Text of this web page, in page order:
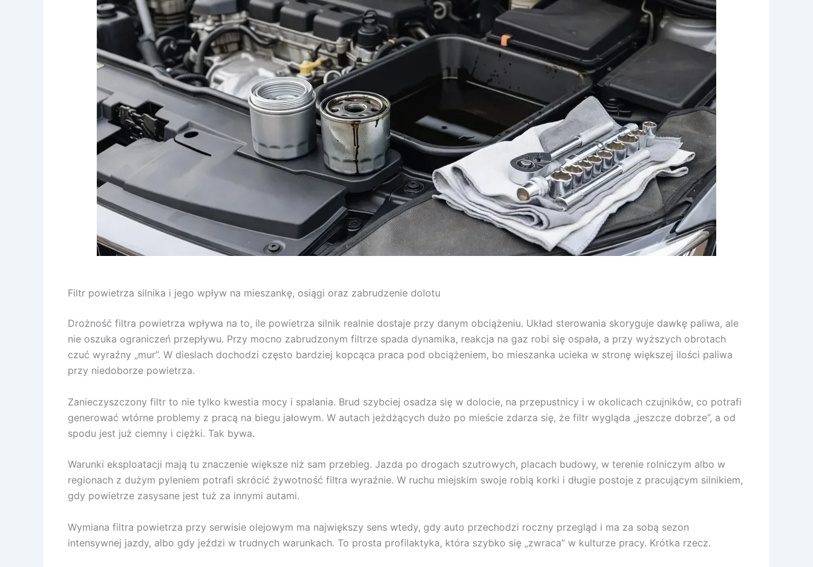
Filtr powietrza silnika i jego wpływ na mieszankę, osiągi oraz zabrudzenie dolotu
Drożność filtra powietrza wpływa na to, ile powietrza silnik realnie dostaje przy danym obciążeniu. Układ sterowania skoryguje dawkę paliwa, ale
nie oszuka ograniczeń przepływu. Przy mocno zabrudzonym filtrze spada dynamika, reakcja na gaz robi się ospała, a przy wyższych obrotach
czuć wyraźny „mur”. W dieslach dochodzi często bardziej kopcąca praca pod obciążeniem, bo mieszanka ucieka w stronę większej ilości paliwa
przy niedoborze powietrza.
Zanieczyszczony filtr to nie tylko kwestia mocy i spalania. Brud szybciej osadza się w dolocie, na przepustnicy i w okolicach czujników, co potrafi
generować wtórne problemy z pracą na biegu jałowym. W autach jeżdżących dużo po mieście zdarza się, że filtr wygląda „jeszcze dobrze”, a od
spodu jest już ciemny i ciężki. Tak bywa.
Warunki eksploatacji mają tu znaczenie większe niż sam przebieg. Jazda po drogach szutrowych, placach budowy, w terenie rolniczym albo w
regionach z dużym pyleniem potrafi skrócić żywotność filtra wyraźnie. W ruchu miejskim swoje robią korki i długie postoje z pracującym silnikiem,
gdy powietrze zasysane jest tuż za innymi autami.
Wymiana filtra powietrza przy serwisie olejowym ma największy sens wtedy, gdy auto przechodzi roczny przegląd i ma za sobą sezon
intensywnej jazdy, albo gdy jeździ w trudnych warunkach. To prosta profilaktyka, która szybko się „zwraca” w kulturze pracy. Krótka rzecz.